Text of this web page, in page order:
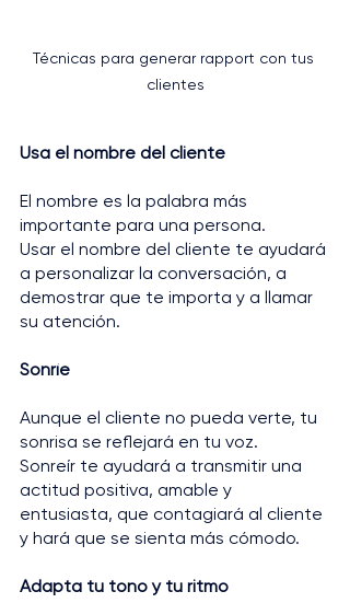
Técnicas para generar rapport con tus
clientes
Usa el nombre del cliente
El nombre es la palabra más
importante para una persona.
Usar el nombre del cliente te ayudará
a personalizar la conversación, a
demostrar que te importa y a llamar
su atención.
Sonríe
Aunque el cliente no pueda verte, tu
sonrisa se reflejará en tu voz.
Sonreír te ayudará a transmitir una
actitud positiva, amable y
entusiasta, que contagiará al cliente
y hará que se sienta más cómodo.
Adapta tu tono y tu ritmo